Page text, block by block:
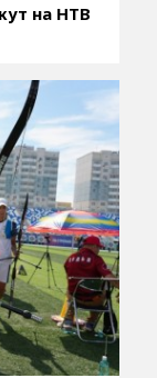
на НТВ